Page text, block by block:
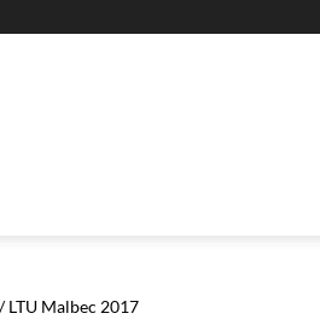
/ LTU Malbec 2017